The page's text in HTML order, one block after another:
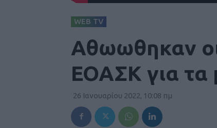
WEB TV
Αθωωθηκαν
ΕΟΑΣΚ για τα
26 Ιανουαρίου 2022, 10:08 πμ